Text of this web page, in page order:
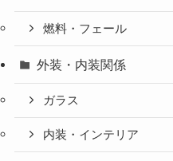
燃料・フェール
外装・内装関係
ガラス
内装・インテリア